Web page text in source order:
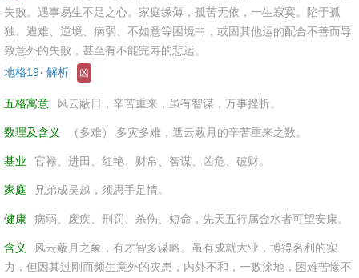
失败。遇事易生不足之心。家庭缘薄，孤苦无依，一生寂寞。陷于孤
独、遭难、逆境、病弱、不如意等困境中，或因其他运的配合不善而导
致意外的失败，甚至有不能完寿的悲运。
地格19· 解析
凶
五格寓意 风云蔽日，辛苦重来，虽有智谋，万事挫折。
数理及含义 （多难） 多灾多难，遮云蔽月的辛苦重来之数。
基业 官禄、进田、红艳、财帛、智谋、凶危、破财。
家庭 兄弟成吴越，须思手足情。
健康 病弱、废疾、刑罚、杀伤、短命，先天五行属金水者可望安康。
含义
风云蔽月之象，有才智多谋略。虽有成就大业，博得名利的实
力，但因其过刚而频生意外的灾患，内外不和，一败涂地，困难苦惨不